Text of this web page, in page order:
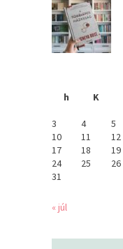
h
K
3
4 5
10
11 12
17
18 19
24
25 26
31
« júl